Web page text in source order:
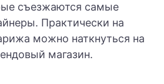
съезжаются самые
Практически на
можно наткнуться на
магазин.